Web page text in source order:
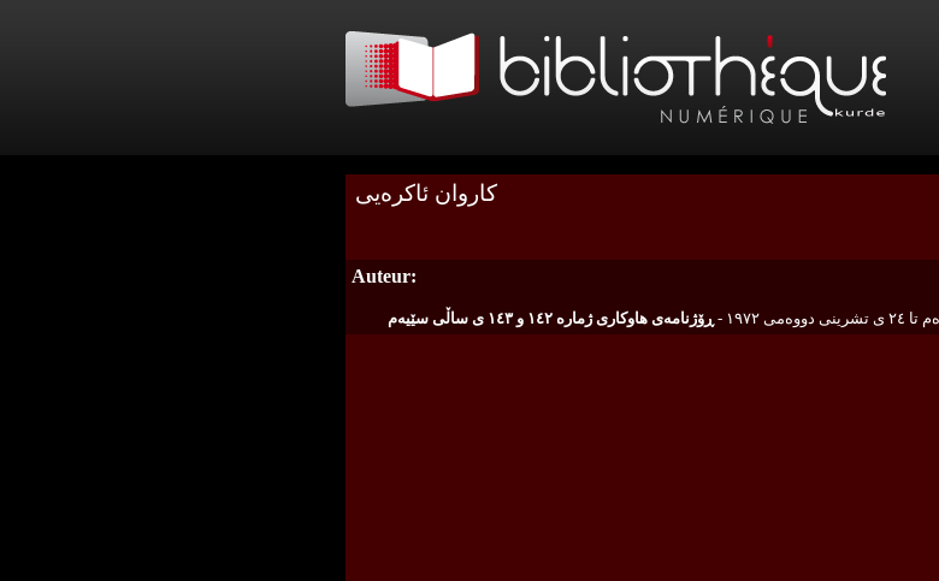
كاروان ئاكره‌یی
Auteur:
ڕۆژنامه‌ی هاوكاری ژماره ١٤٢ و ١٤٣ ی ساڵی سێیه‌م